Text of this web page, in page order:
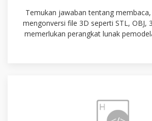
Temukan jawaban tentang
mengonversi file 3D seperti STL, OBJ,
memerlukan perangkat lunak